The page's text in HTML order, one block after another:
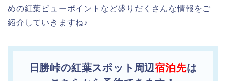
めの紅葉ビューポイントなど盛りだくさんな情報をご
紹介していきますね♪
日勝峠の紅葉スポット周辺宿泊先は